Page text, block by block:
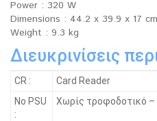
Power : 320 W
Dimensions : 44.2 x 39.9 x 17 cm
Weight : 9.3 kg
Διευκρινίσεις
CR :
Card Reader
No PSU
:
Χωρίς τροφοδοτικό –